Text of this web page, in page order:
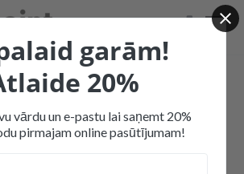
Zīmogi, spiedogi
Taisnstūra zīmogi
10x27 mm
10x27 mm
garām!
20%
vārdu un e-pastu lai saņemt 20%
pirmajam online pasūtījumam!